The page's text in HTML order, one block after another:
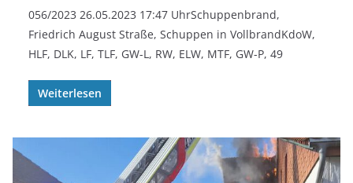
056/2023 26.05.2023 17:47 UhrSchuppenbrand,
Friedrich August Straße, Schuppen in VollbrandKdoW,
HLF, DLK, LF, TLF, GW-L, RW, ELW, MTF, GW-P, 49
Weiterlesen